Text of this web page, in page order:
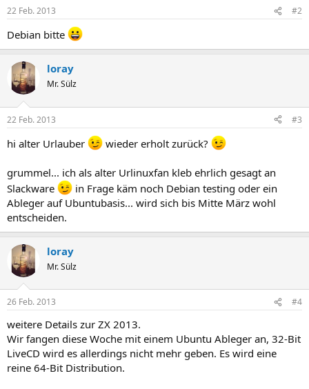
22 Feb. 2013 #2
Debian bitte
loray
Mr. Sülz
22 Feb. 2013 #3
hi alter Urlauber wieder erholt zurück?
grummel... ich als alter Urlinuxfan kleb ehrlich gesagt an
Slackware
in Frage käm noch Debian testing oder ein
Ableger auf Ubuntubasis... wird sich bis Mitte März wohl
entscheiden.
loray
Mr. Sülz
26 Feb. 2013 #4
weitere Details zur ZX 2013.
Wir fangen diese Woche mit einem Ubuntu Ableger an, 32-Bit
LiveCD wird es allerdings nicht mehr geben. Es wird eine
reine 64-Bit Distribution.